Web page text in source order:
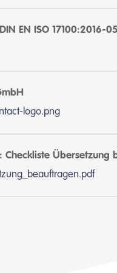
EN ISO 17100:2016-05
logo.png
Checkliste Übersetzung